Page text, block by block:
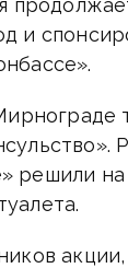
и
решили на